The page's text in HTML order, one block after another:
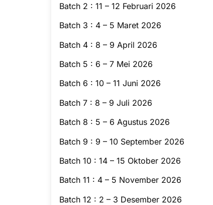
Batch 2 : 11 – 12 Februari 2026
Batch 3 : 4 – 5 Maret 2026
Batch 4 : 8 – 9 April 2026
Batch 5 : 6 – 7 Mei 2026
Batch 6 : 10 – 11 Juni 2026
Batch 7 : 8 – 9 Juli 2026
Batch 8 : 5 – 6 Agustus 2026
Batch 9 : 9 – 10 September 2026
Batch 10 : 14 – 15 Oktober 2026
Batch 11 : 4 – 5 November 2026
Batch 12 : 2 – 3 Desember 2026